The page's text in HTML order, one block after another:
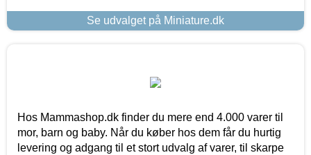
Se udvalget på Miniature.dk
Hos Mammashop.dk finder du mere end 4.000 varer til
mor, barn og baby. Når du køber hos dem får du hurtig
levering og adgang til et stort udvalg af varer, til skarpe